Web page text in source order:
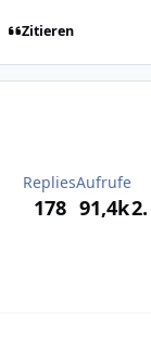
Zitieren
Replies
178
Aufrufe
91,4k